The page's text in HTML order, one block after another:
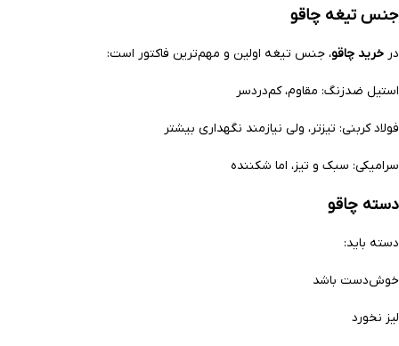
جنس تیغه چاقو
در خرید چاقو، جنس تیغه اولین و مهم‌ترین فاکتور است:
استیل ضدزنگ: مقاوم، کم‌دردسر
فولاد کربنی: تیزتر، ولی نیازمند نگهداری بیشتر
سرامیکی: سبک و تیز، اما شکننده
دسته چاقو
دسته باید:
خوش‌دست باشد
لیز نخورد